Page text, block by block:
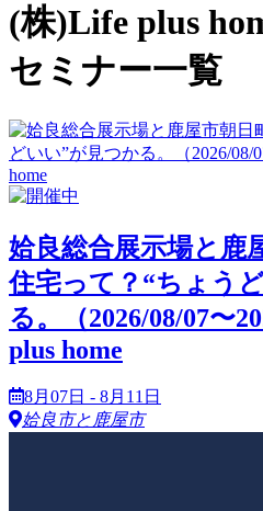
(株)Life plus
セミナー一覧
姶良総合展示場と鹿
住宅って？“ちょう
る。（2026/08/07〜
plus home
8月07日 - 8月11日
姶良市と鹿屋市